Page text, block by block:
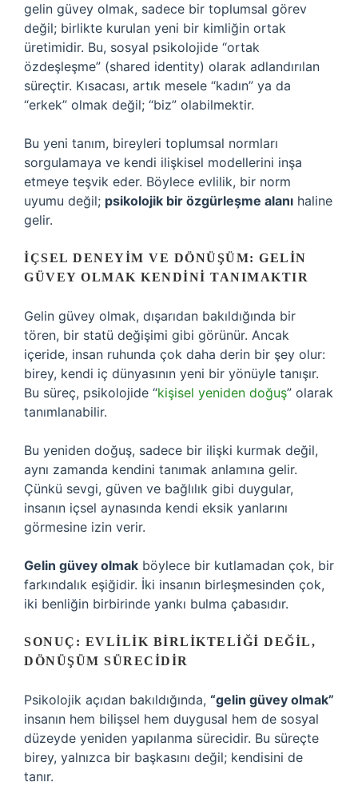
gelin güvey olmak, sadece bir toplumsal görev
değil; birlikte kurulan yeni bir kimliğin ortak
üretimidir. Bu, sosyal psikolojide “ortak
özdeşleşme” (shared identity) olarak adlandırılan
süreçtir. Kısacası, artık mesele “kadın” ya da
“erkek” olmak değil; “biz” olabilmektir.
Bu yeni tanım, bireyleri toplumsal normları
sorgulamaya ve kendi ilişkisel modellerini inşa
etmeye teşvik eder. Böylece evlilik, bir norm
uyumu değil; psikolojik bir özgürleşme alanı haline
gelir.
İÇSEL DENEYIM VE DÖNÜŞÜM: GELIN
GÜVEY OLMAK KENDINI TANIMAKTIR
Gelin güvey olmak, dışarıdan bakıldığında bir
tören, bir statü değişimi gibi görünür. Ancak
içeride, insan ruhunda çok daha derin bir şey olur:
birey, kendi iç dünyasının yeni bir yönüyle tanışır.
Bu süreç, psikolojide “kişisel yeniden doğuş” olarak
tanımlanabilir.
Bu yeniden doğuş, sadece bir ilişki kurmak değil,
aynı zamanda kendini tanımak anlamına gelir.
Çünkü sevgi, güven ve bağlılık gibi duygular,
insanın içsel aynasında kendi eksik yanlarını
görmesine izin verir.
Gelin güvey olmak böylece bir kutlamadan çok, bir
farkındalık eşiğidir. İki insanın birleşmesinden çok,
iki benliğin birbirinde yankı bulma çabasıdır.
SONUÇ: EVLILIK BIRLIKTELIĞI DEĞIL,
DÖNÜŞÜM SÜRECIDIR
Psikolojik açıdan bakıldığında, “gelin güvey olmak”
insanın hem bilişsel hem duygusal hem de sosyal
düzeyde yeniden yapılanma sürecidir. Bu süreçte
birey, yalnızca bir başkasını değil; kendisini de
tanır.